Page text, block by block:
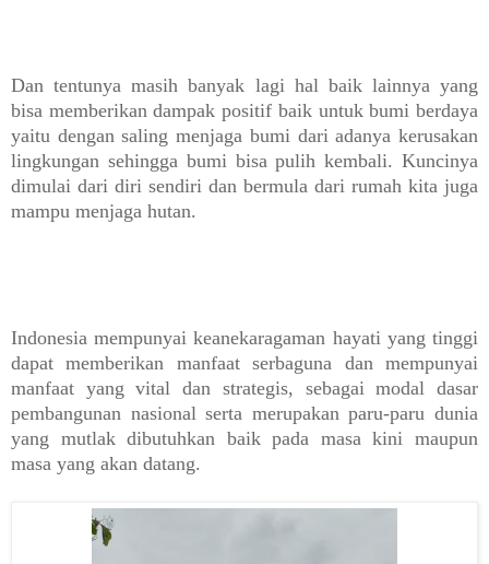
Dan tentunya masih banyak lagi hal baik lainnya yang
bisa memberikan dampak positif baik untuk bumi berdaya
yaitu dengan saling menjaga bumi dari adanya kerusakan
lingkungan sehingga bumi bisa pulih kembali. Kuncinya
dimulai dari diri sendiri dan bermula dari rumah kita juga
mampu menjaga hutan.
Indonesia mempunyai keanekaragaman hayati yang tinggi
dapat memberikan manfaat serbaguna dan mempunyai
manfaat yang vital dan strategis, sebagai modal dasar
pembangunan nasional serta merupakan paru-paru dunia
yang mutlak dibutuhkan baik pada masa kini maupun
masa yang akan datang.